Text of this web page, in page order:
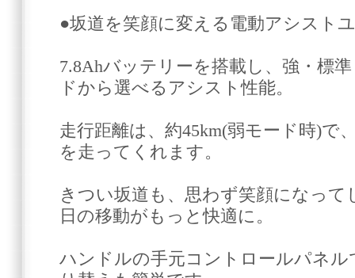
●坂道を笑顔に変える電動アシスト
7.8Ahバッテリーを搭載し、強・標
ドから選べるアシスト性能。
走行距離は、約45km(弱モード時)で
を走ってくれます。
きつい坂道も、思わず笑顔になっ
日の移動がもっと快適に。
ハンドルの手元コントロールパネ